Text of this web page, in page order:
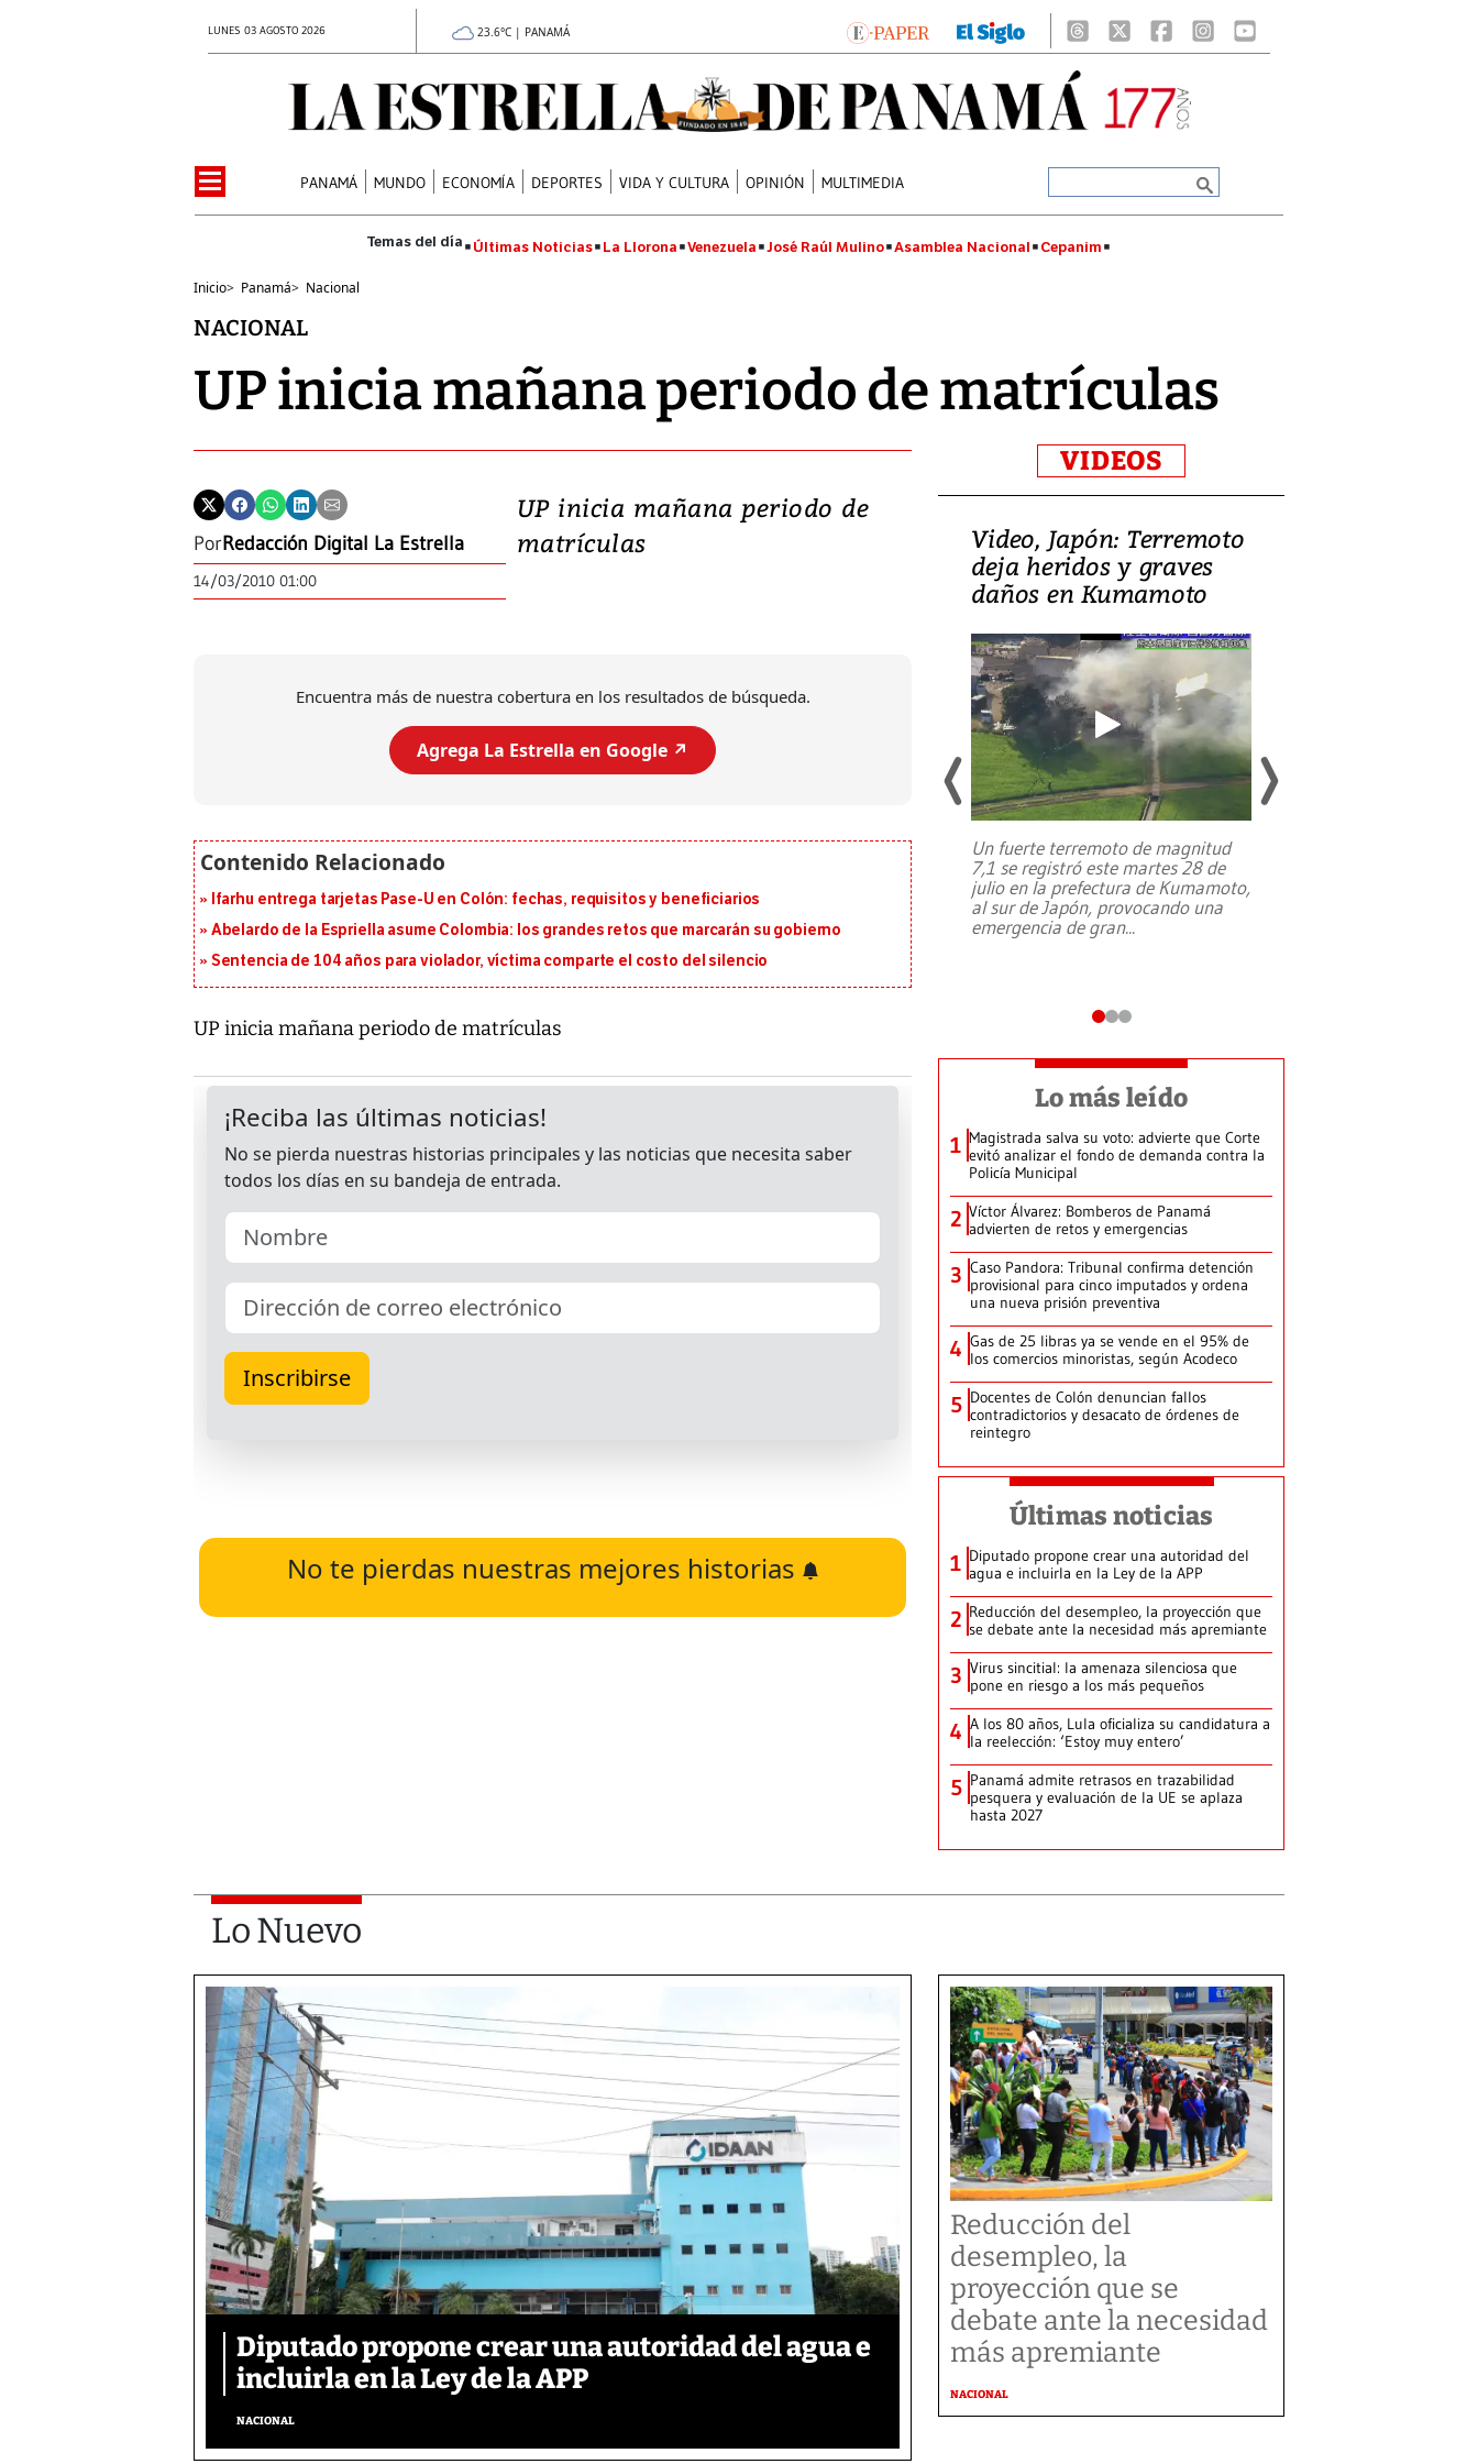
LUNES 03 AGOSTO 2026 23.6°C | PANAMÁ
PANAMÁ MUNDO ECONOMÍA DEPORTES VIDA Y CULTURA OPINIÓN MULTIMEDIA
Últimas Noticias La Llorona Venezuela José Raúl Mulino Asamblea Nacional Cepanim
Inicio> Panamá> Nacional
NACIONAL
UP inicia mañana periodo de matrículas
PorRedacción Digital La Estrella
14/03/2010 01:00
UP inicia mañana periodo de
matrículas
Encuentra más de nuestra cobertura en los resultados de búsqueda.
Agrega La Estrella en Google ↗️
Ifarhu entrega tarjetas Pase-U en Colón: fechas, requisitos y beneficiarios
Abelardo de la Espriella asume Colombia: los grandes retos que marcarán su gobierno
Sentencia de 104 años para violador, víctima comparte el costo del silencio
UP inicia mañana periodo de matrículas
No te pierdas nuestras mejores historias
VIDEOS
Isidro Carbonell,
Beneficencia habla de la lotería
clandestina, auditorías internas y su
plan para modernizar la institución
Video, Japón: Terremoto
deja heridos y graves
daños en Kumamoto
Un fuerte terremoto de magnitud
7,1 se registró este martes 28 de
julio en la prefectura de Kumamoto,
al sur de Japón, provocando una
emergencia de gran...
Lo más leído
1 Magistrada salva su voto: advierte que Corte
evitó analizar el fondo de demanda contra la
Policía Municipal
2 Víctor Álvarez: Bomberos de Panamá
advierten de retos y emergencias
3 Caso Pandora: Tribunal confirma detención
provisional para cinco imputados y ordena
una nueva prisión preventiva
4 Gas de 25 libras ya se vende en el 95% de
los comercios minoristas, según Acodeco
5 Docentes de Colón denuncian fallos
contradictorios y desacato de órdenes de
reintegro
Últimas noticias
1 Diputado propone crear una autoridad del
agua e incluirla en la Ley de la APP
2 Reducción del desempleo, la proyección que
se debate ante la necesidad más apremiante
3 Virus sincitial: la amenaza silenciosa que
pone en riesgo a los más pequeños
4 A los 80 años, Lula oficializa su candidatura a
la reelección: ‘Estoy muy entero’
5 Panamá admite retrasos en trazabilidad
pesquera y evaluación de la UE se aplaza
hasta 2027
Lo Nuevo
Diputado propone crear una autoridad del agua e
incluirla en la Ley de la APP
NACIONAL
Reducción del
desempleo, la
proyección que se
debate ante la necesidad
más apremiante
NACIONAL